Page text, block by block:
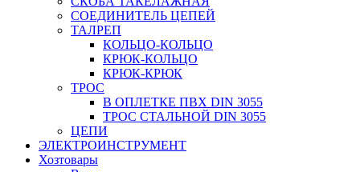
СОЕДИНИТЕЛЬ ЦЕПЕЙ
ТАЛРЕП
КОЛЬЦО-КОЛЬЦО
КРЮК-КОЛЬЦО
КРЮК-КРЮК
ТРОС
В ОПЛЕТКЕ ПВХ DIN 3055
ТРОС СТАЛЬНОЙ DIN 3055
ЦЕПИ
ЭЛЕКТРОИНСТРУМЕНТ
Хозтовары